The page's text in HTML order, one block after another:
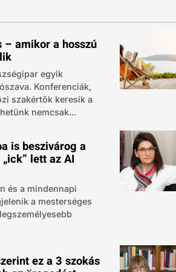
– amikor a hosszú
egyik
Konferenciák,
szakértők keresik a
nemcsak...
is beszivárog a
lett az AI
és a mindennapi
a mesterséges
ez a 3 szokás